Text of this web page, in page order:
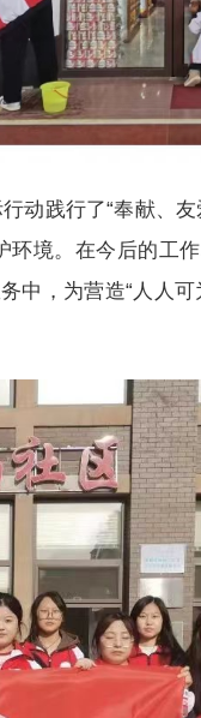
动践行了“奉献、
境。在今后的工
中，为营造“人人